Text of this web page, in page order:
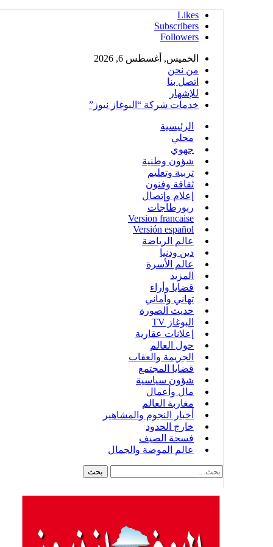
Likes
Subscribers
Followers
الخميس, أغسطس 6, 2026
من نحن
اتصل بنا
للإشهار
خدمات شركة “البوغاز نيوز”
الرئيسية
محلي
جهوي
شؤون وطنية
تربية وتعليم
ثقافة وفنون
إعلام وإتصال
ربورطاجات
Version francaise
Versión español
عالم الرياضة
دين ودنيا
عالم الأسرة
المزيد
قضايا وأراء
تهاني وأماني
حديث الصورة
البوغاز TV
إعلانات عقارية
حول العالم
الجريمة والعقاب
قضايا المجتمع
شؤون سياسية
مال وأعمال
مغاربة العالم
أخبار النجوم والمشاهير
خارج الحدود
فسحة الصيف
عالم الموضة والجمال